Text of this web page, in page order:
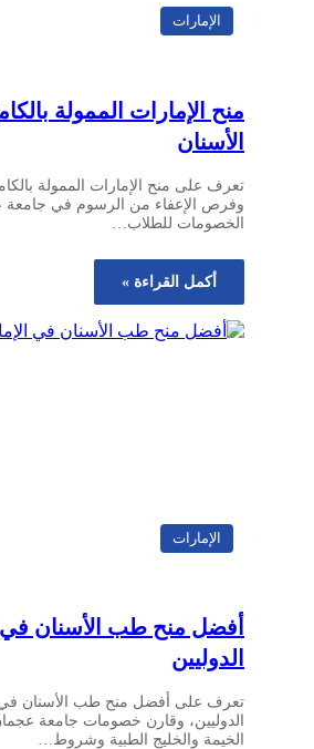
منح الإمارات الممولة بالكامل
الأسنان
تعرف على منح الإمارات الممولة بالكامل
وفرص الإعفاء من الرسوم في جامعة عجمان
الخصومات للطلاب…
أكمل القراءة »
أفضل منح طب الأسنان في
الدوليين
تعرف على أفضل منح طب الأسنان في
الدوليين، وقارن خصومات جامعة عجمان
الخيمة والخليج الطبية وشروط…